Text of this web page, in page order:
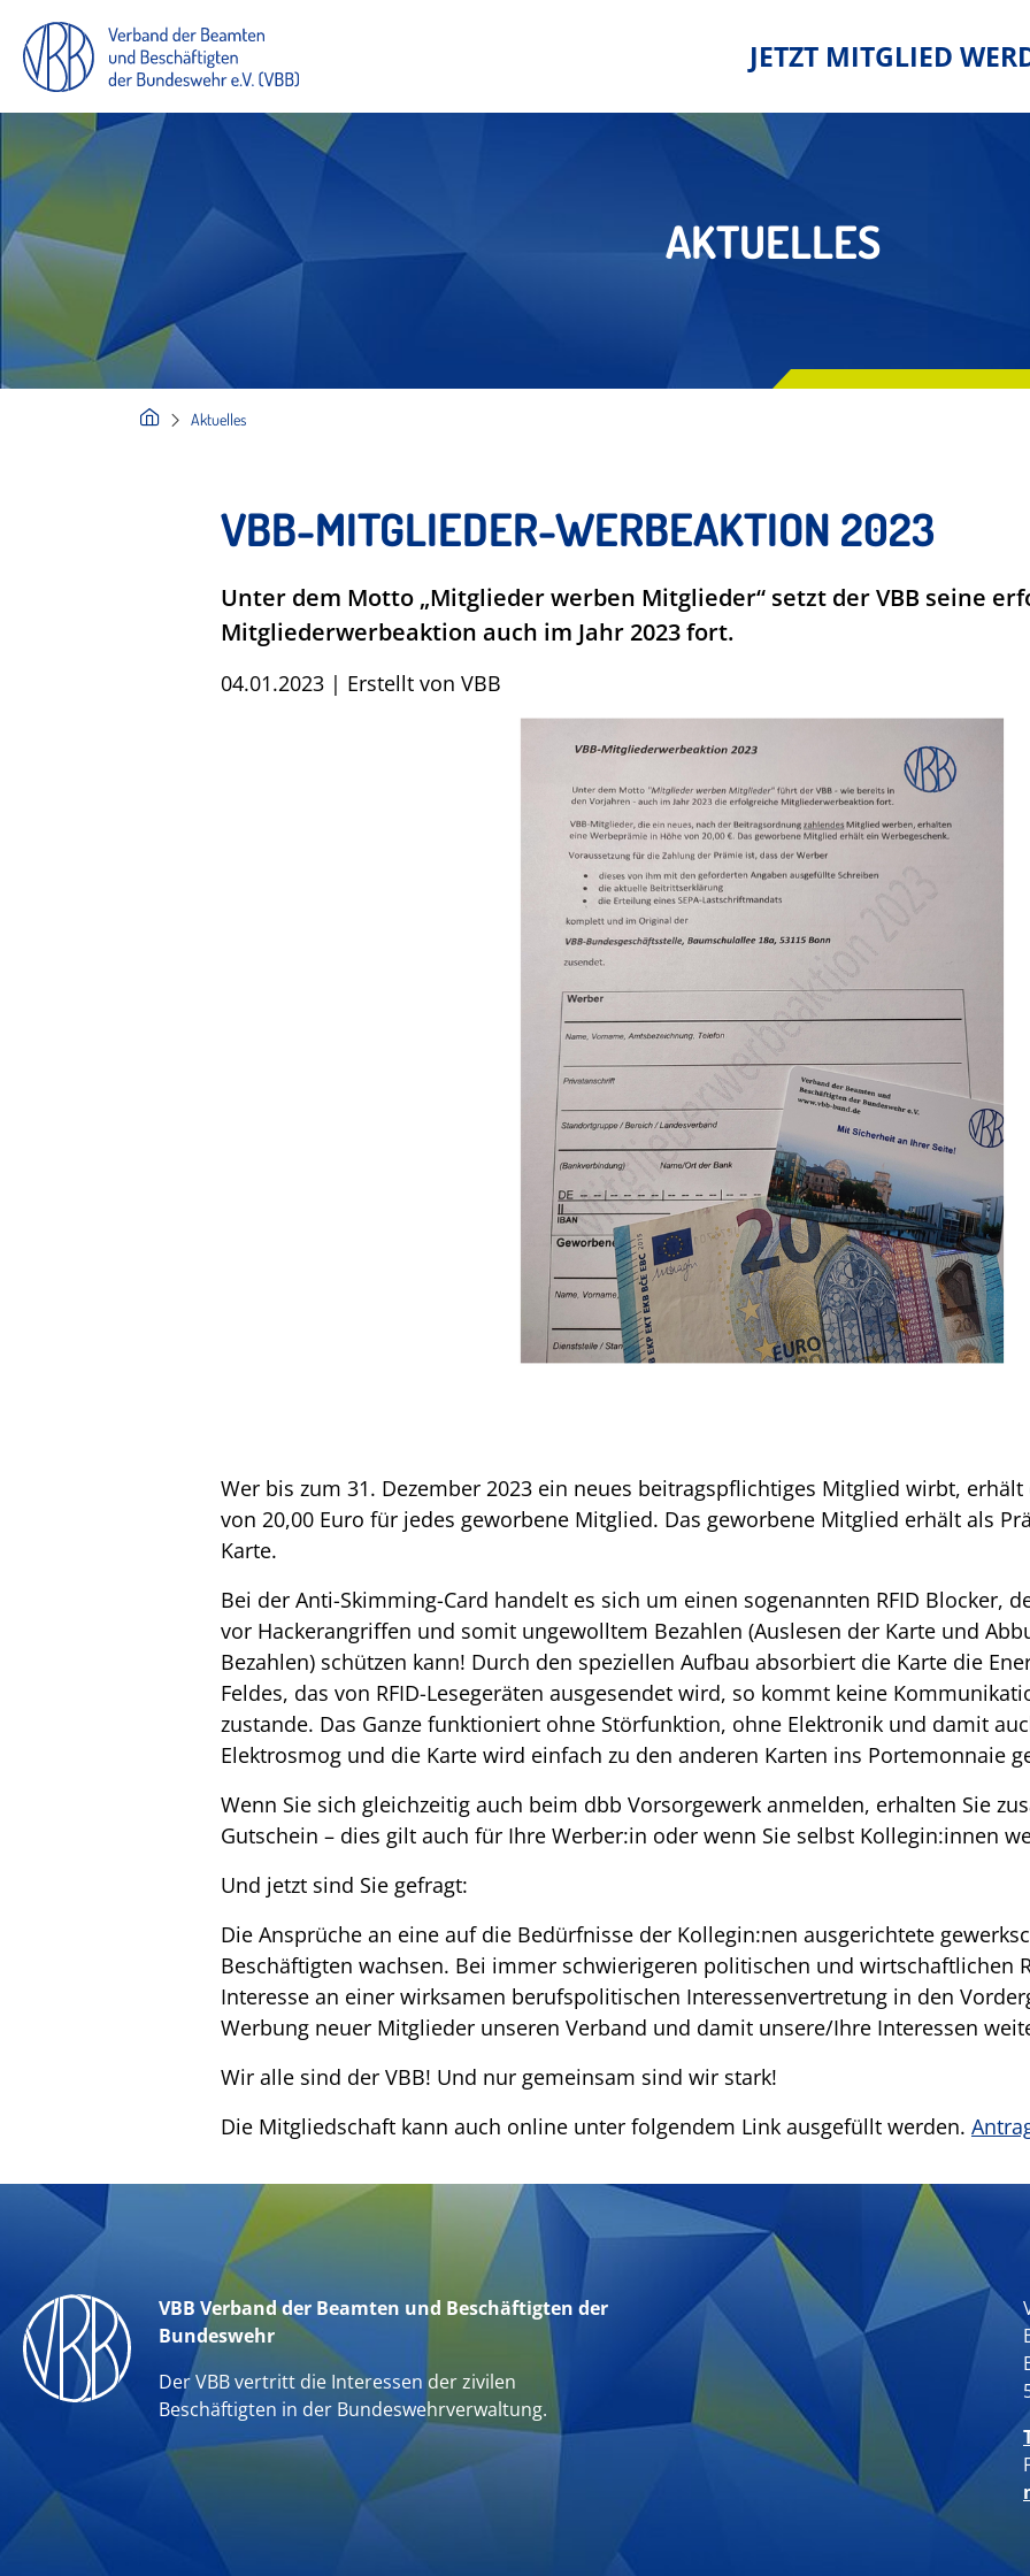
JETZT MITGLIED
AKTUELLES
Aktuelles
VBB-MITGLIEDER-WERBEAKTION 2023
Unter dem Motto „Mitglieder werben Mitglieder“ setzt der VBB seine
Mitgliederwerbeaktion auch im Jahr 2023 fort.
04.01.2023 | Erstellt von VBB
Wer bis zum 31. Dezember 2023 ein neues beitragspflichtiges Mitglied wirbt,
von 20,00 Euro für jedes geworbene Mitglied. Das geworbene Mitglied erhält als
Karte.
Bei der Anti-Skimming-Card handelt es sich um einen sogenannten RFID Blocker,
vor Hackerangriffen und somit ungewolltem Bezahlen (Auslesen der Karte und
Bezahlen) schützen kann! Durch den speziellen Aufbau absorbiert die Karte die
Feldes, das von RFID-Lesegeräten ausgesendet wird, so kommt keine
zustande. Das Ganze funktioniert ohne Störfunktion, ohne Elektronik und damit
Elektrosmog und die Karte wird einfach zu den anderen Karten ins Portemonnaie
Wenn Sie sich gleichzeitig auch beim dbb Vorsorgewerk anmelden, erhalten Sie
Gutschein – dies gilt auch für Ihre Werber:in oder wenn Sie selbst Kollegin:innen
Und jetzt sind Sie gefragt:
Die Ansprüche an eine auf die Bedürfnisse der Kollegin:nen ausgerichtete
Beschäftigten wachsen. Bei immer schwierigeren politischen und wirtschaftlichen
Interesse an einer wirksamen berufspolitischen Interessenvertretung in den
Werbung neuer Mitglieder unseren Verband und damit unsere/Ihre Interessen
Wir alle sind der VBB! Und nur gemeinsam sind wir stark!
Die Mitgliedschaft kann auch online unter folgendem Link ausgefüllt werden.
VBB Verband der Beamten und Beschäftigten der
Bundeswehr
Der VBB vertritt die Interessen der zivilen
Beschäftigten in der Bundeswehrverwaltung.